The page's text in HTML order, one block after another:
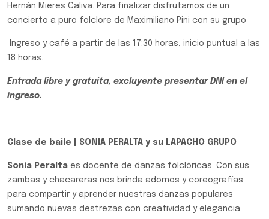
Hernán Mieres Caliva. Para finalizar disfrutamos de un
concierto a puro folclore de Maximiliano Pini con su grupo
Ingreso y café a partir de las 17:30 horas, inicio puntual a las
18 horas.
Entrada libre y gratuita, excluyente presentar DNI en el
ingreso.
Clase de baile | SONIA PERALTA y su LAPACHO GRUPO
Sonia Peralta es docente de danzas folclóricas. Con sus
zambas y chacareras nos brinda adornos y coreografías
para compartir y aprender nuestras danzas populares
sumando nuevas destrezas con creatividad y elegancia.